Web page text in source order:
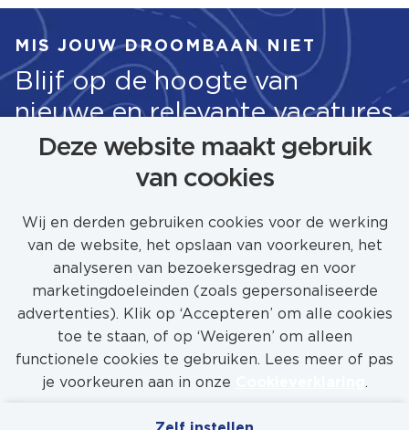
Deze website maakt gebruik
van cookies
Wij en derden gebruiken cookies voor de werking
van de website, het opslaan van voorkeuren, het
analyseren van bezoekersgedrag en voor
marketingdoeleinden (zoals gepersonaliseerde
advertenties). Klik op ‘Accepteren’ om alle cookies
toe te staan, of op ‘Weigeren’ om alleen
functionele cookies te gebruiken. Lees meer of pas
je voorkeuren aan in onze
.
MIS JOUW DROOMBAAN NIET
Blijf op de hoogte van
nieuwe en relevante vacatures
STEL JOB ALERT IN